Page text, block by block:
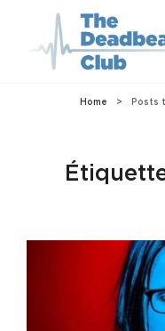
Home > Posts